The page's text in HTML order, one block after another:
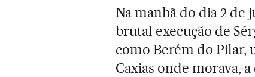
Na manhã do dia 2 de
brutal execução de
como Berém do Pilar,
Caxias onde morava,